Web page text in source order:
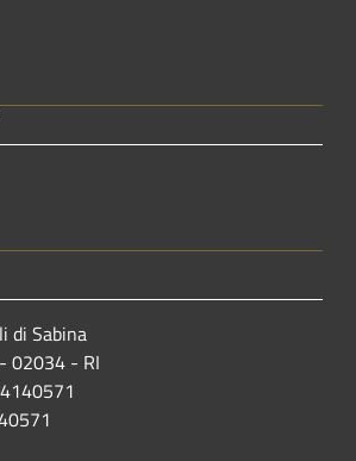
di Sabina
02034 - RI